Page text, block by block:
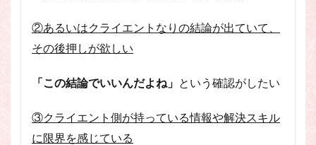
②あるいはクライエントなりの結論が出ていて、
その後押しが欲しい
「この結論でいいんだよね」 という確認がしたい
③クライエント側が持っている情報や解決スキル
に限界を感じている